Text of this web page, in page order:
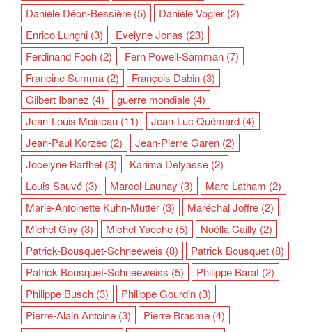
Danièle Déon-Bessière (5) Danièle Vogler (2)
Enrico Lunghi (3) Evelyne Jonas (23)
Ferdinand Foch (2) Fern Powell-Samman (7)
Francine Summa (2) François Dabin (3)
Gilbert Ibanez (4) guerre mondiale (4)
Jean-Louis Moineau (11) Jean-Luc Quémard (4)
Jean-Paul Korzec (2) Jean-Pierre Garen (2)
Jocelyne Barthel (3) Karima Delyasse (2)
Louis Sauvé (3) Marcel Launay (3) Marc Latham (2)
Marie-Antoinette Kuhn-Mutter (3) Maréchal Joffre (2)
Michel Gay (3) Michel Yaèche (5) Noëlla Cailly (2)
Patrick-Bousquet-Schneeweis (8) Patrick Bousquet (8)
Patrick Bousquet-Schneeweiss (5) Philippe Barat (2)
Philippe Busch (3) Philippe Gourdin (3)
Pierre-Alain Antoine (3) Pierre Brasme (4)